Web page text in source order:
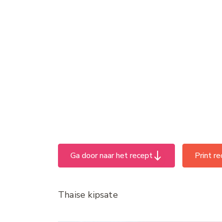
Ga door naar het recept Print
Thaise kipsate